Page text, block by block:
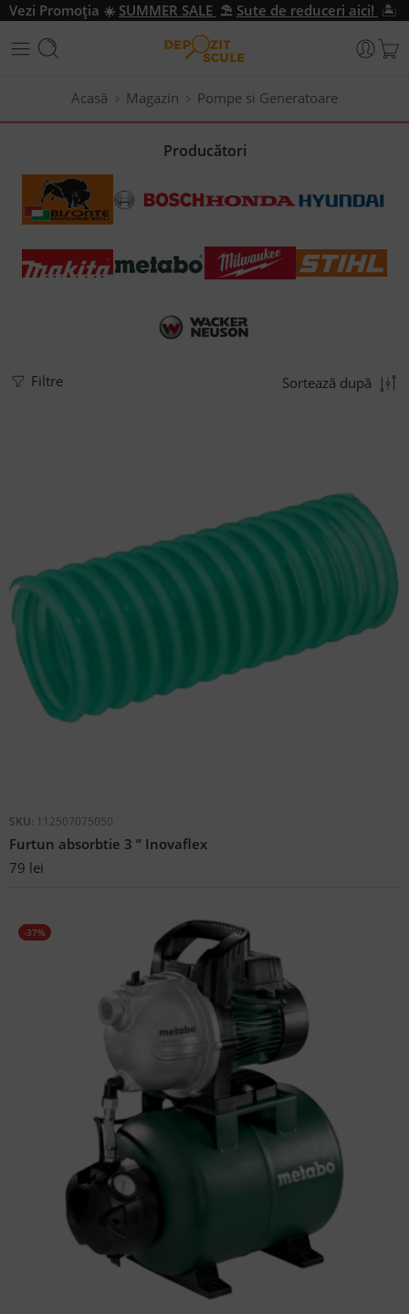
Vezi Promoția ☀️ SUMMER SALE ⛱️ Sute de reduceri aici! 🏝️
Acasă Magazin Pompe si Generatoare
Producători
Filtre Sortează după
SKU: 112507075050
Furtun absorbtie 3 ” Inovaflex
79 lei
-37%